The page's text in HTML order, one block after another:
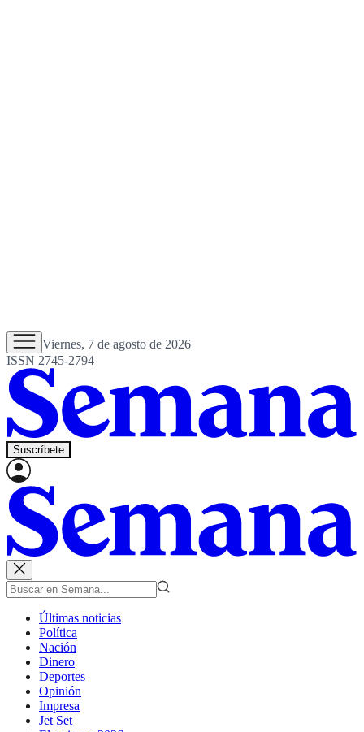
Viernes, 7 de agosto de 2026
ISSN 2745-2794
Suscríbete
Últimas noticias
Política
Nación
Dinero
Deportes
Opinión
Impresa
Jet Set